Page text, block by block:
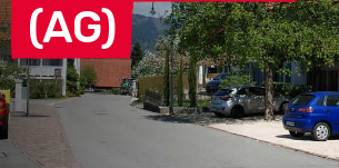
(AG)